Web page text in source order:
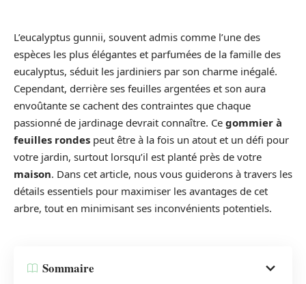
L’eucalyptus gunnii, souvent admis comme l’une des
espèces les plus élégantes et parfumées de la famille des
eucalyptus, séduit les jardiniers par son charme inégalé.
Cependant, derrière ses feuilles argentées et son aura
envoûtante se cachent des contraintes que chaque
passionné de jardinage devrait connaître. Ce gommier à
feuilles rondes peut être à la fois un atout et un défi pour
votre jardin, surtout lorsqu’il est planté près de votre
maison. Dans cet article, nous vous guiderons à travers les
détails essentiels pour maximiser les avantages de cet
arbre, tout en minimisant ses inconvénients potentiels.
Sommaire